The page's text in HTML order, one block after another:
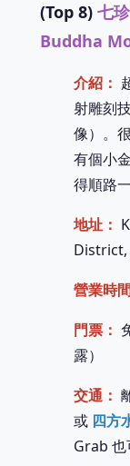
(Top 8) 七
Buddha
介紹：
射雕刻
像）。
有個小
得順路一
地址：
District,
營業時
門票：
露）
交通：
或 四方
Grab 也